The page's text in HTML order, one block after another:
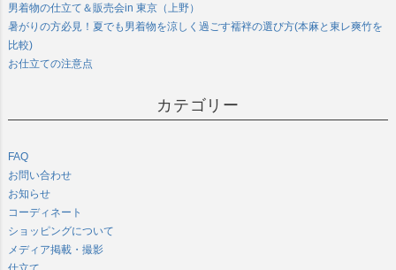
男着物の仕立て＆販売会in 東京（上野）
暑がりの方必見！夏でも男着物を涼しく過ごす襦袢の選び方(本麻と東レ爽竹を
比較)
お仕立ての注意点
カテゴリー
FAQ
お問い合わせ
お知らせ
コーディネート
ショッピングについて
メディア掲載・撮影